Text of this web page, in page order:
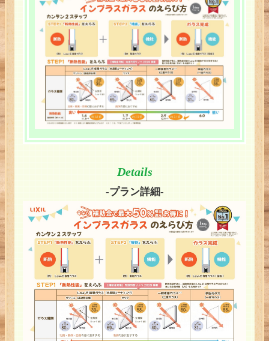
会社概要
サイトマップ
Details
-プラン詳細-